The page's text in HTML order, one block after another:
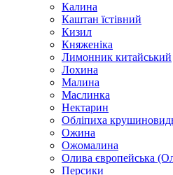
Калина
Каштан їстівний
Кизил
Княженіка
Лимонник китайський
Лохина
Малина
Маслинка
Нектарин
Обліпиха
Ожина
Ожомалина
Олива європейська
Персики